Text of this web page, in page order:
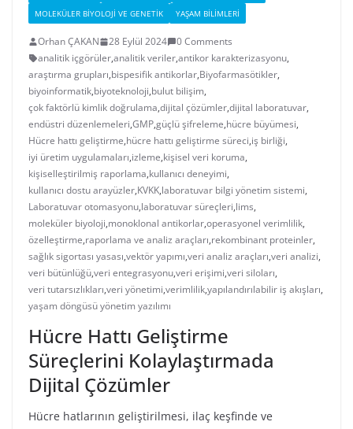
MOLEKÜLER BIYOLOJI VE GENETIK
YAŞAM BILIMLERI
Orhan ÇAKAN 28 Eylül 2024
0 Comments
analitik içgörüler,analitik veriler,antikor karakterizasyonu,
araştırma grupları,bispesifik antikorlar,Biyofarmasötikler,
biyoinformatik,biyoteknoloji,bulut bilişim,
çok faktörlü kimlik doğrulama,dijital çözümler,dijital laboratuvar,
endüstri düzenlemeleri,GMP,güçlü şifreleme,hücre büyümesi,
Hücre hattı geliştirme,hücre hattı geliştirme süreci,iş birliği,
iyi üretim uygulamaları,izleme,kişisel veri koruma,
kişiselleştirilmiş raporlama,kullanıcı deneyimi,
kullanıcı dostu arayüzler,KVKK,laboratuvar bilgi yönetim sistemi,
Laboratuvar otomasyonu,laboratuvar süreçleri,lims,
moleküler biyoloji,monoklonal antikorlar,operasyonel verimlilik,
özelleştirme,raporlama ve analiz araçları,rekombinant proteinler,
sağlık sigortası yasası,vektör yapımı,veri analiz araçları,veri analizi,
veri bütünlüğü,veri entegrasyonu,veri erişimi,veri siloları,
veri tutarsızlıkları,veri yönetimi,verimlilik,yapılandırılabilir iş akışları,
yaşam döngüsü yönetim yazılımı
Hücre Hattı Geliştirme
Süreçlerini Kolaylaştırmada
Dijital Çözümler
Hücre hatlarının geliştirilmesi, ilaç keşfinde ve